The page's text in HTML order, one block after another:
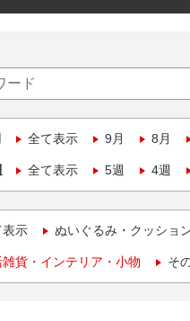
全て表示 9月 8月
全て表示 5週 4週
表示 ぬいぐるみ・クッショ
貨・インテリア・小物 そ